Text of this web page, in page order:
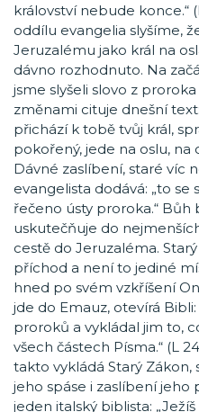
království nebude konce.“
oddílu evangelia slyšíme,
Jeruzalému jako král na
dávno rozhodnuto. Na
jsme slyšeli slovo z
změnami cituje dnešní
přichází k tobě tvůj král,
pokořený, jede na oslu, na
Dávné zaslíbení, staré víc
evangelista dodává: „to se
řečeno ústy proroka.“ Bůh
uskutečňuje do
cestě do Jeruzaléma.
příchod a není to jediné
hned po svém vzkříšení
jde do Emauz, otevírá
proroků a vykládal jim to,
všech částech Písma.“ (L
takto vykládá Starý
jeho spáse i zaslíbení
jeden italský biblista: